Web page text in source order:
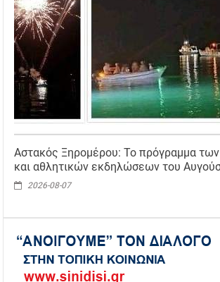
Αστακός Ξηρομέρου: Το πρόγραμμα των
και αθλητικών εκδηλώσεων του
2026-08-07